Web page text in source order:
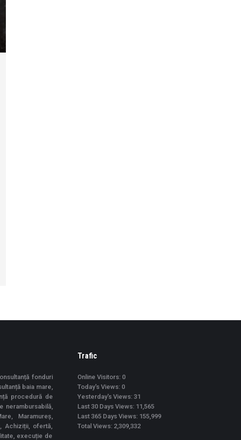
fonduri
baia mare,
procedură de
nerambursabilă,
Maramureș,
Achiziții, ofertă,
execuție de
Trafic
Online Visitors: 0
Today's Views: 0
Yesterday's Views: 31
Last 30 Days Views: 11,565
Last 365 Days Views: 155,999
Total Views: 2,309,332